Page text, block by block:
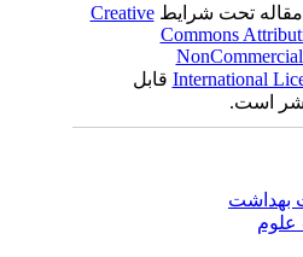
تحت شرایطCreative
Commons
Internationalقابل
است.